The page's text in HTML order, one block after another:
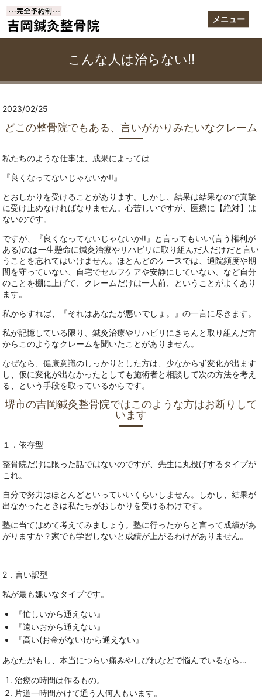
メニュー
こんな人は治らない‼
2023/02/25
どこの整骨院でもある、言いがかりみたいなクレーム
私たちのような仕事は、成果によっては
『良くなってないじゃないか‼』
とおしかりを受けることがあります。しかし、結果は結果なので真摯
に受け止めなければなりません。心苦しいですが、医療に【絶対】は
ないのです。
ですが、『良くなってないじゃないか‼』と言ってもいい(言う権利が
ある)のは一生懸命に鍼灸治療やリハビリに取り組んだ人だけだと言い
うことを忘れてはいけません。ほとんどのケースでは、通院頻度や期
間を守っていない、自宅でセルフケアや安静にしていない、など自分
のことを棚に上げて、クレームだけは一人前、ということがよくあり
ます。
私からすれば、『それはあなたが悪いでしょ。』の一言に尽きます。
私が記憶している限り、鍼灸治療やリハビリにきちんと取り組んだ方
からこのようなクレームを聞いたことがありません。
なぜなら、健康意識のしっかりとした方は、少なからず変化が出ます
し、仮に変化が出なかったとしても施術者と相談して次の方法を考え
る、という手段を取っているからです。
堺市の吉岡鍼灸整骨院ではこのような方はお断りして
います
１．依存型
整骨院だけに限った話ではないのですが、先生に丸投げするタイプが
これ。
自分で努力はほとんどといっていいくらいしません。しかし、結果が
出なかったときは私たちがおしかりを受けるわけです。
塾に当てはめて考えてみましょう。塾に行ったからと言って成績があ
がりますか？家でも学習しないと成績が上がるわけがありません。
2．言い訳型
私が最も嫌いなタイプです。
『忙しいから通えない』
『遠いおから通えない』
『高い(お金がない)から通えない』
あなたがもし、本当につらい痛みやしびれなどで悩んでいるなら…
治療の時間は作るもの。
片道一時間かけて通う人何人もいます。